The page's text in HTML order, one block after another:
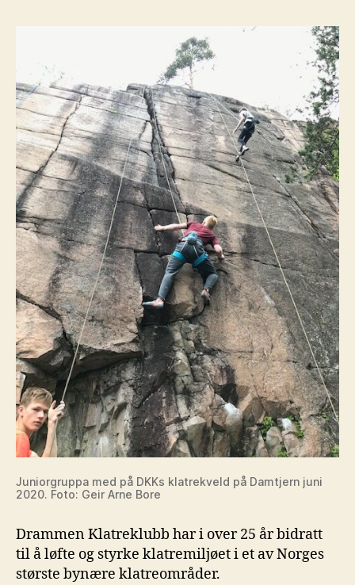
Juniorgruppa med på DKKs klatrekveld på Damtjern juni
2020. Foto: Geir Arne Bore
Drammen Klatreklubb har i over 25 år bidratt
til å løfte og styrke klatremiljøet i et av Norges
største bynære klatreområder.